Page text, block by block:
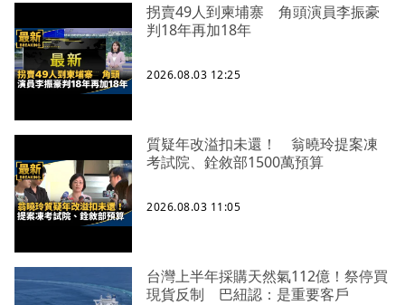
拐賣49人到柬埔寨 角頭演員李振豪
判18年再加18年
2026.08.03 12:25
質疑年改溢扣未還！ 翁曉玲提案凍
考試院、銓敘部1500萬預算
2026.08.03 11:05
台灣上半年採購天然氣112億！祭停買
現貨反制 巴紐認：是重要客戶